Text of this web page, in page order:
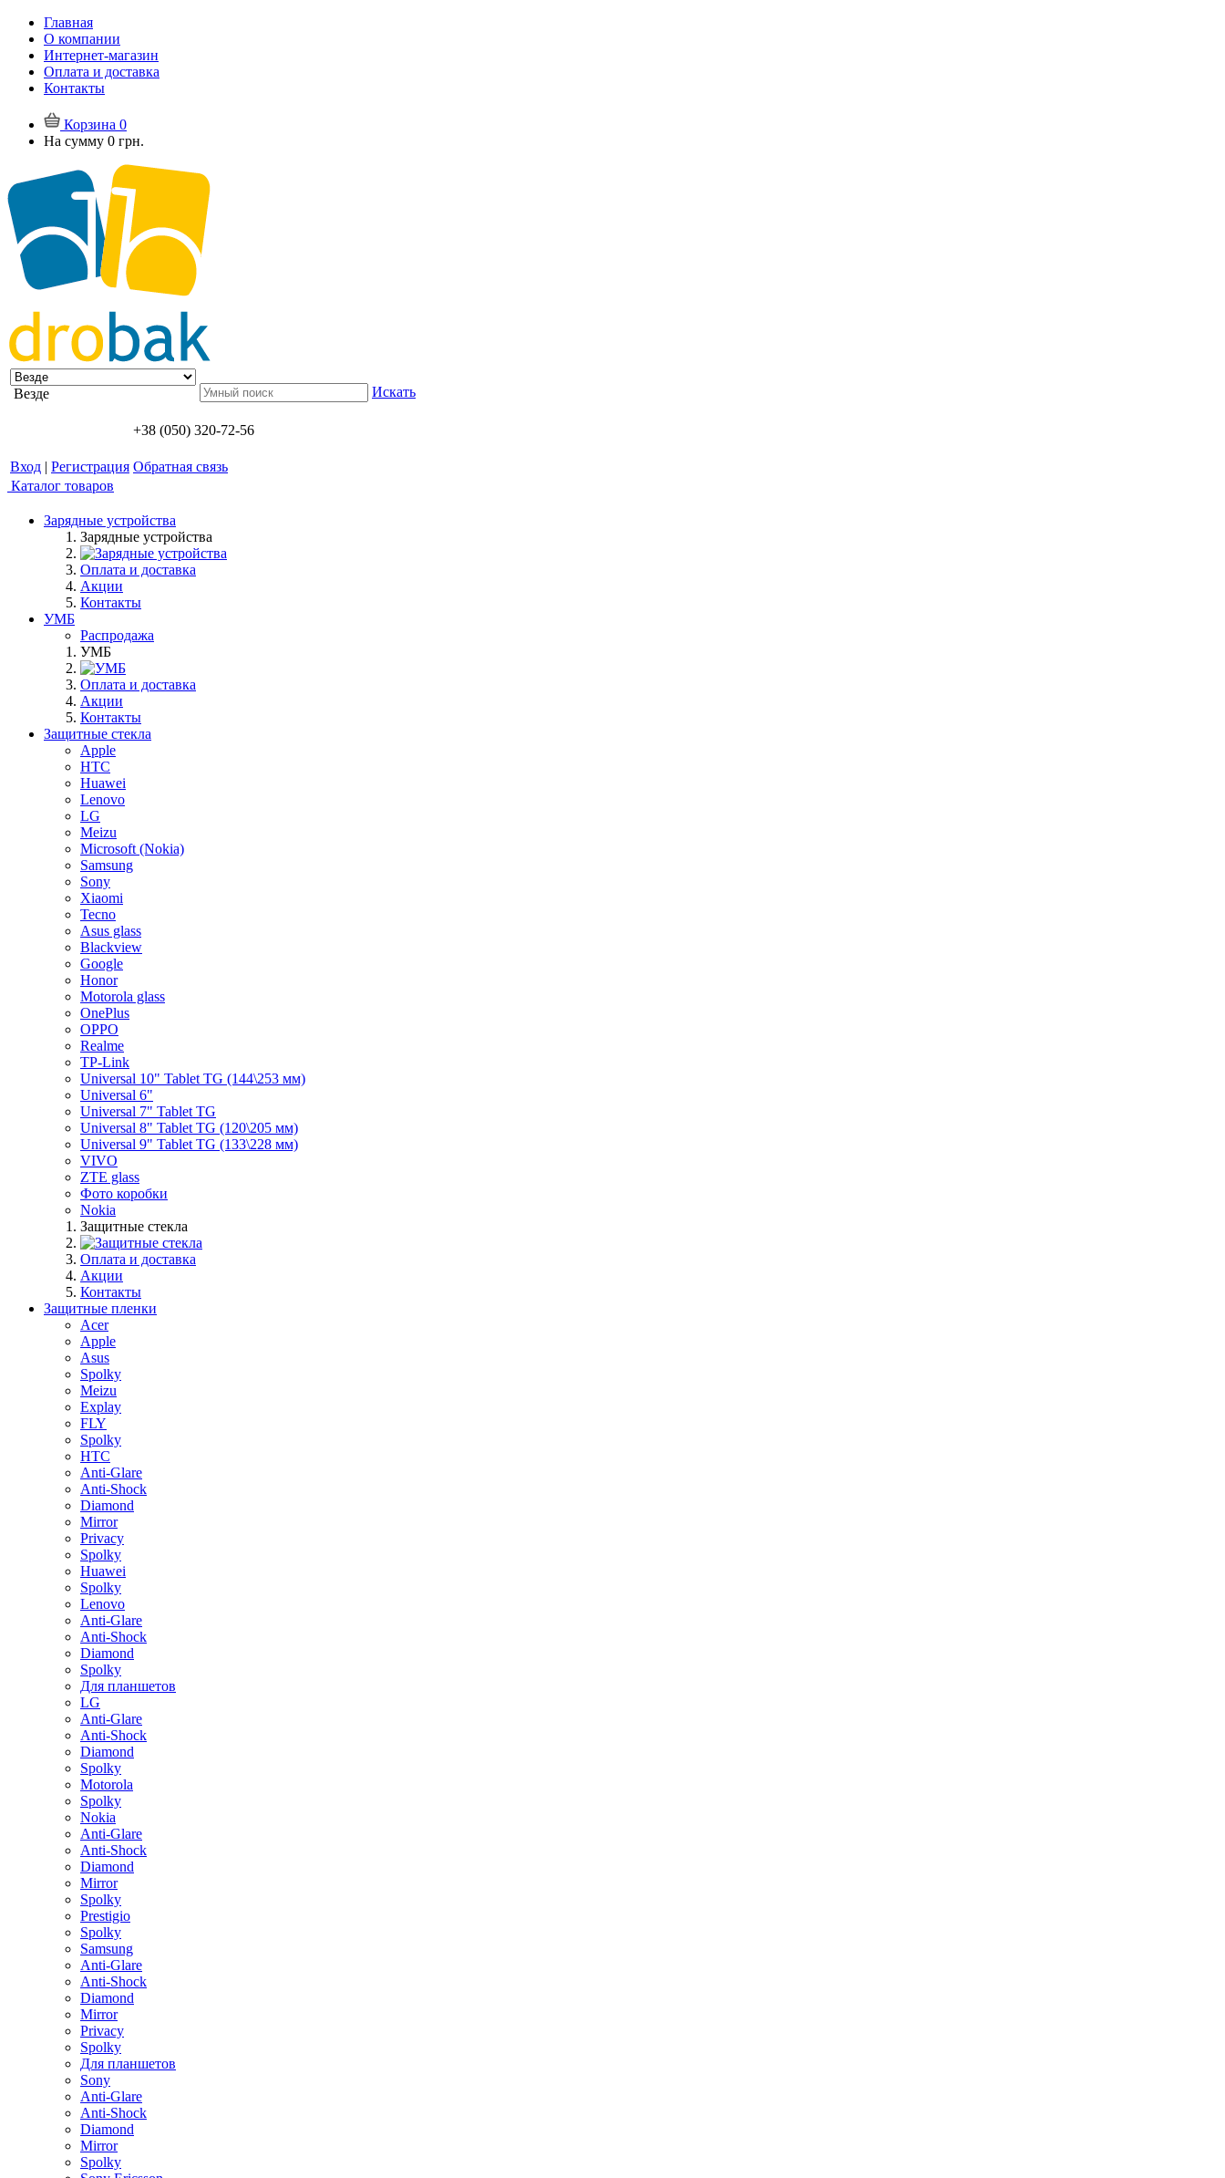
Главная
О компании
Интернет-магазин
Оплата и доставка
Контакты
Корзина 0
На сумму 0 грн.
Везде Искать
+38 (050) 320-72-56
Вход | Регистрация Обратная связь
Каталог товаров
Зарядные устройства
Зарядные устройства
Оплата и доставка
Акции
Контакты
УМБ
Распродажа
УМБ
Оплата и доставка
Акции
Контакты
Защитные стекла
Apple
HTC
Huawei
Lenovo
LG
Meizu
Microsoft (Nokia)
Samsung
Sony
Xiaomi
Tecno
Asus glass
Blackview
Google
Honor
Motorola glass
OnePlus
OPPO
Realme
TP-Link
Universal 10" Tablet TG (144\253 мм)
Universal 6"
Universal 7" Tablet TG
Universal 8" Tablet TG (120\205 мм)
Universal 9" Tablet TG (133\228 мм)
VIVO
ZTE glass
Фото коробки
Nokia
Защитные стекла
Оплата и доставка
Акции
Контакты
Защитные пленки
Acer
Apple
Asus
Spolky
Meizu
Explay
FLY
Spolky
HTC
Anti-Glare
Anti-Shock
Diamond
Mirror
Privacy
Spolky
Huawei
Spolky
Lenovo
Anti-Glare
Anti-Shock
Diamond
Spolky
Для планшетов
LG
Anti-Glare
Anti-Shock
Diamond
Spolky
Motorola
Spolky
Nokia
Anti-Glare
Anti-Shock
Diamond
Mirror
Spolky
Prestigio
Spolky
Samsung
Anti-Glare
Anti-Shock
Diamond
Mirror
Privacy
Spolky
Для планшетов
Sony
Anti-Glare
Anti-Shock
Diamond
Mirror
Spolky